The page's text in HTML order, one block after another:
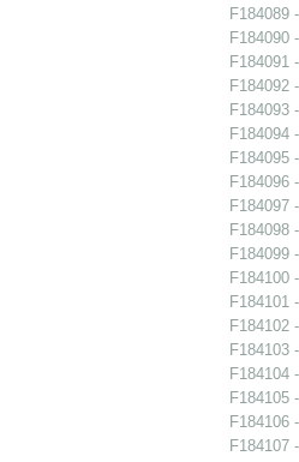
F184089
F184090
F184091
F184092
F184093
F184094
F184095
F184096
F184097
F184098
F184099
F184100
F184101
F184102
F184103
F184104
F184105
F184106
F184107